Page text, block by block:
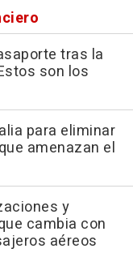
tras la
son los
para eliminar
amenazan el
y
cambia con
aéreos